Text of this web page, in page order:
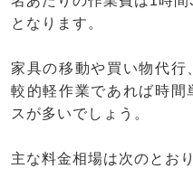
となります。
家具の移動や買い物代行
較的軽作業であれば時間
スが多いでしょう。
主な料金相場は次のとお